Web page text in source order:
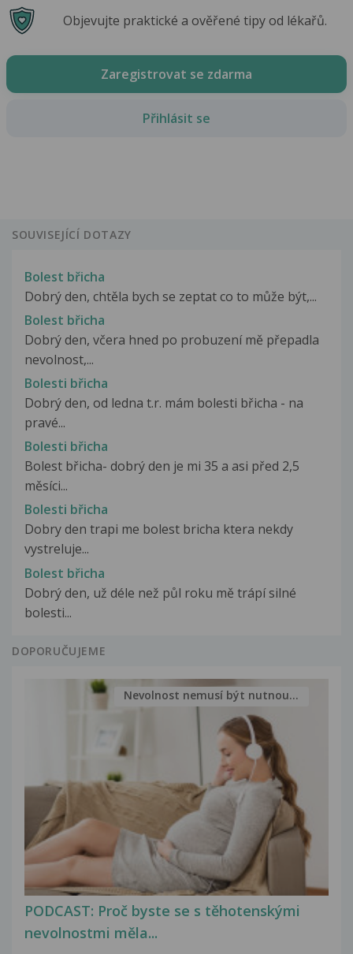
Objevujte praktické a ověřené tipy od lékařů.
Zaregistrovat se zdarma
Přihlásit se
SOUVISEJÍCÍ DOTAZY
Bolest břicha
Dobrý den, chtěla bych se zeptat co to může být,...
Bolest břicha
Dobrý den, včera hned po probuzení mě přepadla
nevolnost,...
Bolesti břicha
Dobrý den, od ledna t.r. mám bolesti břicha - na
pravé...
Bolesti břicha
Bolest břicha- dobrý den je mi 35 a asi před 2,5
měsíci...
Bolesti břicha
Dobry den trapi me bolest bricha ktera nekdy
vystreluje...
Bolest břicha
Dobrý den, už déle než půl roku mě trápí silné
bolesti...
DOPORUČUJEME
PODCAST: Proč byste se s těhotenskými
nevolnostmi měla...
Nevolnost nemusí být nutnou...